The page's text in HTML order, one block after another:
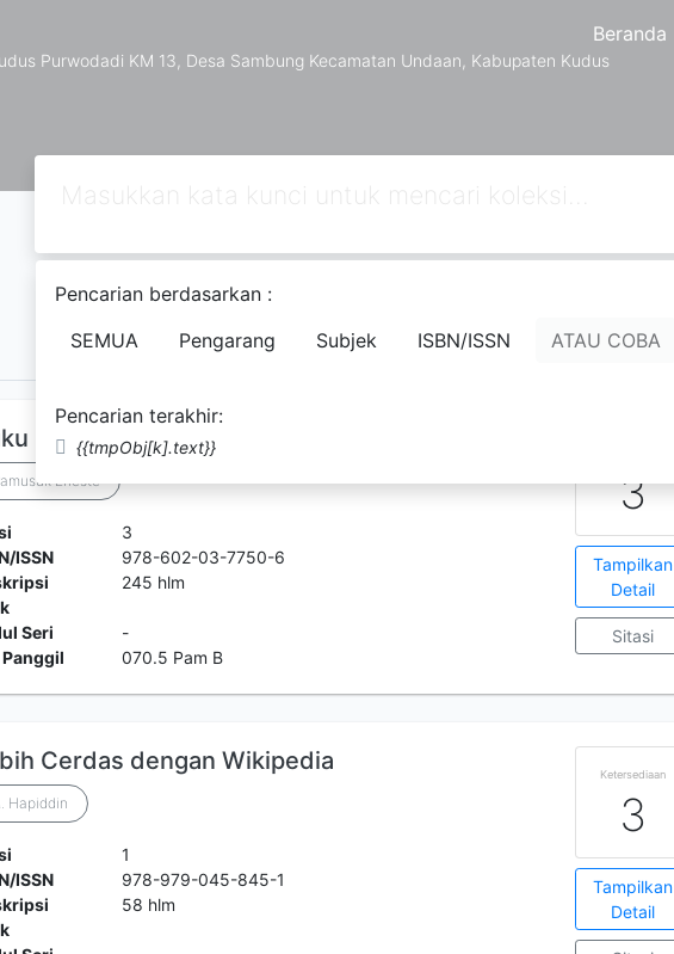
Purwodadi KM 13, Desa Sambung Kecamatan Undaan, Kabupaten Kudus
Beranda
Pencarian berdasarkan :
SEMUA
Pengarang Subjek ISBN/ISSN ATAU COBA
Pencarian terakhir:
{{tmpObj[k].text}}
1 Berikutnya Hal. Akhir
Pintar Penyuntingan Naskah
Eneste
3
ISSN
978-602-03-7750-6
245 hlm
Seri
-
Panggil
070.5 Pam B
3
Tampilkan
Detail
Sitasi
Cerdas dengan Wikipedia
Hapiddin
1
ISSN
978-979-045-845-1
58 hlm
Ketersediaan
3
Tampilkan
Detail